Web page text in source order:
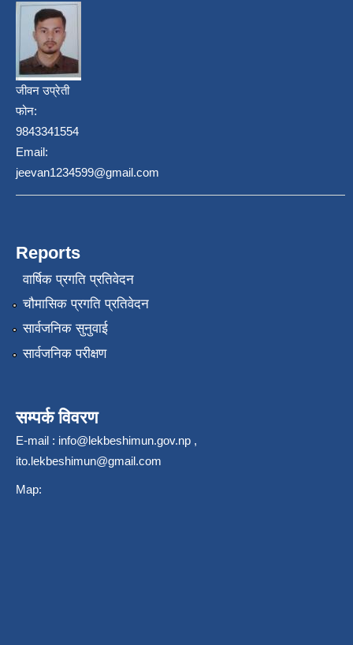
जीवन उप्रेती
फोन:
9843341554
Email:
jeevan1234599@gmail.com
Reports
वार्षिक प्रगति प्रतिवेदन
चौमासिक प्रगति प्रतिवेदन
सार्वजनिक सुनुवाई
सार्वजनिक परीक्षण
सम्पर्क विवरण
E-mail : info@lekbeshimun.gov.np ,
ito.lekbeshimun@gmail.com
Map: